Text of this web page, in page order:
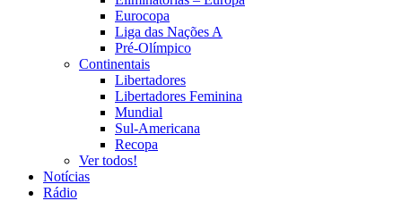
Eurocopa
Liga das Nações A
Pré-Olímpico
Continentais
Libertadores
Libertadores Feminina
Mundial
Sul-Americana
Recopa
Ver todos!
Notícias
Rádio